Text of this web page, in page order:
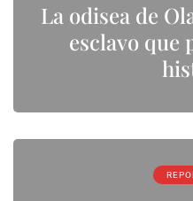
La odisea de
esclavo que